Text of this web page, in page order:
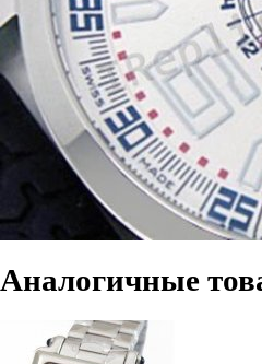
Аналогичные